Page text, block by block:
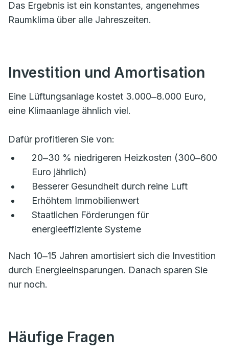
Das Ergebnis ist ein konstantes, angenehmes
Raumklima über alle Jahreszeiten.
Investition und Amortisation
Eine Lüftungsanlage kostet 3.000‒8.000 Euro,
eine Klimaanlage ähnlich viel.
Dafür profitieren Sie von:
20‒30 % niedrigeren Heizkosten (300‒600
Euro jährlich)
Besserer Gesundheit durch reine Luft
Erhöhtem Immobilienwert
Staatlichen Förderungen für
energieeffiziente Systeme
Nach 10‒15 Jahren amortisiert sich die Investition
durch Energieeinsparungen. Danach sparen Sie
nur noch.
Häufige Fragen